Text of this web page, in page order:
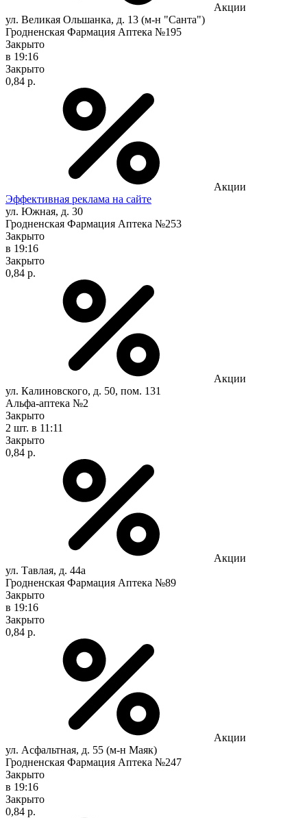
Акции
ул. Великая Ольшанка, д. 13 (м-н "Санта")
Гродненская Фармация Аптека №195
Закрыто
в 19:16
Закрыто
0,84 р.
Акции
Эффективная реклама на сайте
ул. Южная, д. 30
Гродненская Фармация Аптека №253
Закрыто
в 19:16
Закрыто
0,84 р.
Акции
ул. Калиновского, д. 50, пом. 131
Альфа-аптека №2
Закрыто
2 шт. в 11:11
Закрыто
0,84 р.
Акции
ул. Тавлая, д. 44а
Гродненская Фармация Аптека №89
Закрыто
в 19:16
Закрыто
0,84 р.
Акции
ул. Асфальтная, д. 55 (м-н Маяк)
Гродненская Фармация Аптека №247
Закрыто
в 19:16
Закрыто
0,84 р.